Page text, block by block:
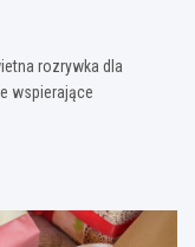
rozrywka dla
wspierające